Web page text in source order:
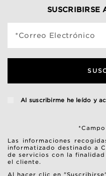
SUSCRIBIRSE
*Correo Electrónico
Al suscribirme he leído y
Las informaciones
informatizado destinado a
de servicios con la
el cliente.
Al hacer clic en